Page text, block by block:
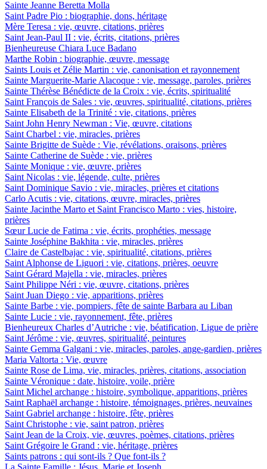
Sainte Jeanne Beretta Molla
Saint Padre Pio : biographie, dons, héritage
Mère Teresa : vie, œuvre, citations, prières
Saint Jean-Paul II : vie, écrits, citations, prières
Bienheureuse Chiara Luce Badano
Marthe Robin : biographie, œuvre, message
Saints Louis et Zélie Martin : vie, canonisation et rayonnement
Sainte Marguerite-Marie Alacoque : vie, message, paroles, prières
Sainte Thérèse Bénédicte de la Croix : vie, écrits, spiritualité
Saint François de Sales : vie, œuvres, spiritualité, citations, prières
Sainte Elisabeth de la Trinité : vie, citations, prières
Saint John Henry Newman : Vie, œuvre, citations
Saint Charbel : vie, miracles, prières
Sainte Brigitte de Suède : Vie, révélations, oraisons, prières
Sainte Catherine de Suède : vie, prières
Sainte Monique : vie, œuvre, prières
Saint Nicolas : vie, légende, culte, prières
Saint Dominique Savio : vie, miracles, prières et citations
Carlo Acutis : vie, citations, œuvre, miracles, prières
Sainte Jacinthe Marto et Saint Francisco Marto : vies, histoire,
prières
Sœur Lucie de Fatima : vie, écrits, prophéties, message
Sainte Joséphine Bakhita : vie, miracles, prières
Claire de Castelbajac : vie, spiritualité, citations, prières
Saint Alphonse de Liguori : vie, citations, prières, oeuvre
Saint Gérard Majella : vie, miracles, prières
Saint Philippe Néri : vie, œuvre, citations, prières
Saint Juan Diego : vie, apparitions, prières
Sainte Barbe : vie, pompiers, fête de sainte Barbara au Liban
Sainte Lucie : vie, rayonnement, fête, prières
Bienheureux Charles d’Autriche : vie, béatification, Ligue de prière
Saint Jérôme : vie, œuvres, spiritualité, peintures
Sainte Gemma Galgani : vie, miracles, paroles, ange-gardien, prières
Maria Valtorta : Vie, œuvre
Sainte Rose de Lima, vie, miracles, prières, citations, association
Sainte Véronique : date, histoire, voile, prière
Saint Michel archange : histoire, symbolique, apparitions, prières
Saint Raphaël archange : histoire, témoignages, prières, neuvaines
Saint Gabriel archange : histoire, fête, prières
Saint Christophe : vie, saint patron, prières
Saint Jean de la Croix, vie, œuvres, poèmes, citations, prières
Saint Grégoire le Grand : vie, héritage, prières
Saints patrons : qui sont-ils ? Que font-ils ?
La Sainte Famille : Jésus, Marie et Joseph